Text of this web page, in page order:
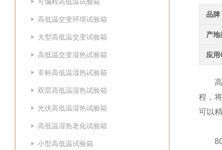
高低温交变环境试验箱
大型高低温交变试验箱
高低温交变湿热试验箱
非标高低温湿热试验箱
双层高低温湿热试验箱
光伏高低温湿热试验箱
高低温湿热老化试验箱
小型高低温试验箱
品牌
产地
应用
高低
程，
可以
80